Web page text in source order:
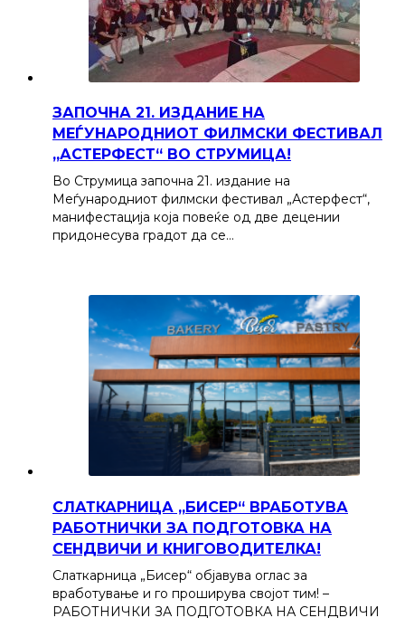
ЗАПОЧНА 21. ИЗДАНИЕ НА
МЕЃУНАРОДНИОТ ФИЛМСКИ ФЕСТИВАЛ
„АСТЕРФЕСТ“ ВО СТРУМИЦА!
Во Струмица започна 21. издание на
Меѓународниот филмски фестивал „Астерфест“,
манифестација која повеќе од две децении
придонесува градот да се…
СЛАТКАРНИЦА „БИСЕР“ ВРАБОТУВА
РАБОТНИЧКИ ЗА ПОДГОТОВКА НА
СЕНДВИЧИ И КНИГОВОДИТЕЛКА!
Слаткарница „Бисер“ објавува оглас за
вработување и го проширува својот тим! –
РАБОТНИЧКИ ЗА ПОДГОТОВКА НА СЕНДВИЧИ